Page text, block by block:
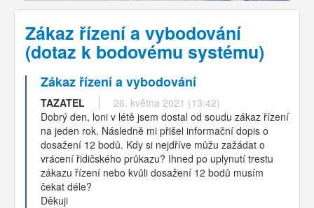
Zákaz řízení a vybodování
(dotaz k bodovému systému)
Zákaz řízení a vybodování
TAZATEL
26. května 2021 (13:42)
Dobrý den, loni v létě jsem dostal od soudu zákaz řízení
na jeden rok. Následně mi přišel informační dopis o
dosažení 12 bodů. Kdy si nejdříve můžu zažádat o
vrácení řidičského průkazu? Ihned po uplynutí trestu
zákazu řízení nebo kvůli dosažení 12 bodů musím
čekat déle?
Děkuji